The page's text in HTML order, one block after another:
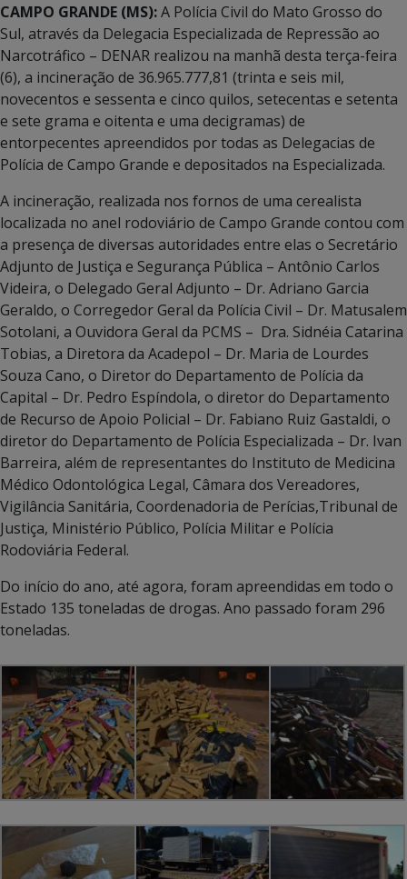
CAMPO GRANDE (MS):A Polícia Civil do Mato Grosso do
Sul, através da Delegacia Especializada de Repressão ao
Narcotráfico – DENAR realizou na manhã desta terça-feira
(6), a incineração de 36.965.777,81 (trinta e seis mil,
novecentos e sessenta e cinco quilos, setecentas e setenta
e sete grama e oitenta e uma decigramas) de
entorpecentes apreendidos por todas as Delegacias de
Polícia de Campo Grande e depositados na Especializada.
A incineração, realizada nos fornos de uma cerealista
localizada no anel rodoviário de Campo Grande contou com
a presença de diversas autoridades entre elas o Secretário
Adjunto de Justiça e Segurança Pública – Antônio Carlos
Videira, o Delegado Geral Adjunto – Dr. Adriano Garcia
Geraldo, o Corregedor Geral da Polícia Civil – Dr. Matusalem
Sotolani, a Ouvidora Geral da PCMS – Dra. Sidnéia Catarina
Tobias, a Diretora da Acadepol – Dr. Maria de Lourdes
Souza Cano, o Diretor do Departamento de Polícia da
Capital – Dr. Pedro Espíndola, o diretor do Departamento
de Recurso de Apoio Policial – Dr. Fabiano Ruiz Gastaldi, o
diretor do Departamento de Polícia Especializada – Dr. Ivan
Barreira, além de representantes do Instituto de Medicina
Médico Odontológica Legal, Câmara dos Vereadores,
Vigilância Sanitária, Coordenadoria de Perícias,Tribunal de
Justiça, Ministério Público, Polícia Militar e Polícia
Rodoviária Federal.
Do início do ano, até agora, foram apreendidas em todo o
Estado 135 toneladas de drogas. Ano passado foram 296
toneladas.